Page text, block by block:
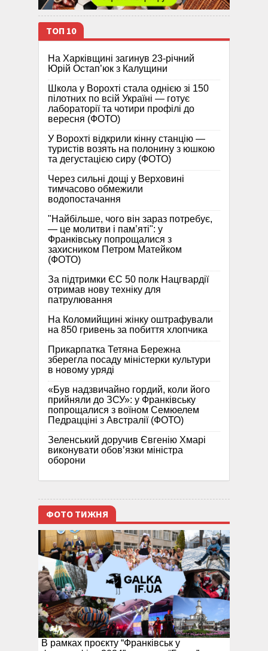
ТОП 10
На Харківщині загинув 23-річний
Юрій Остап’юк з Калущини
Школа у Ворохті стала однією зі 150
пілотних по всій Україні — готує
лабораторії та чотири профілі до
вересня (ФОТО)
У Ворохті відкрили кінну станцію —
туристів возять на полонину з юшкою
та дегустацією сиру (ФОТО)
Через сильні дощі у Верховині
тимчасово обмежили
водопостачання
"Найбільше, чого він зараз потребує,
— це молитви і пам’яті": у
Франківську попрощалися з
захисником Петром Матейком
(ФОТО)
За підтримки ЄС 50 полк Нацгвардії
отримав нову техніку для
патрулювання
На Коломийщині жінку оштрафували
на 850 гривень за побиття хлопчика
Прикарпатка Тетяна Бережна
зберегла посаду міністерки культури
в новому уряді
«Був надзвичайно гордий, коли його
прийняли до ЗСУ»: у Франківську
попрощалися з воїном Семюелем
Педрацціні з Австралії (ФОТО)
Зеленський доручив Євгенію Хмарі
виконувати обов’язки міністра
оборони
ФОТО ТИЖНЯ
В рамках проєкту “Франківськ у